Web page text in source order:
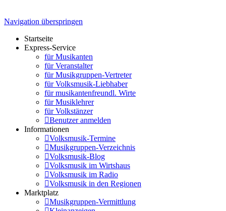
Navigation überspringen
Startseite
Express-Service
für Musikanten
für Veranstalter
für Musikgruppen-Vertreter
für Volksmusik-Liebhaber
für musikantenfreundl. Wirte
für Musiklehrer
für Volkstänzer
Benutzer anmelden
Informationen
Volksmusik-Termine
Musikgruppen-Verzeichnis
Volksmusik-Blog
Volksmusik im Wirtshaus
Volksmusik im Radio
Volksmusik in den Regionen
Marktplatz
Musikgruppen-Vermittlung